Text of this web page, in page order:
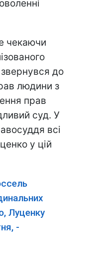
чекаючи
звернувся до
людини з
прав
суд. У
всі
у цій
Луценку
-